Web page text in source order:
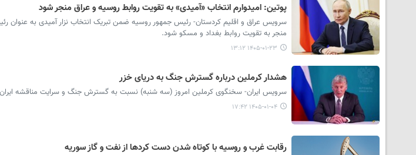
پوتین: امیدوارم انتخاب «آمیدی» به تقویت روابط روسیه و عراق منجر شود
سرویس عراق و اقلیم کردستان- رئیس جمهور روسیه ضمن تبریک انتخاب نزار آمیدی به عنوان
منجر به تقویت روابط بغداد و مسکو شود.
۱۴۰۵-۰۱-۲۳ ۱۳:۱۲
هشدار کرملین درباره گسترش جنگ به دریای خزر
سرویس ایران- سخنگوی کرملین امروز (سه شنبه) نسبت به گسترش جنگ و سرایت مناقشه ایران
۱۴۰۵-۰۱-۰۴ ۱۷:۴۲
رقابت غرب و روسیه با کوتاه شدن دست کردها از نفت و گاز سوریه